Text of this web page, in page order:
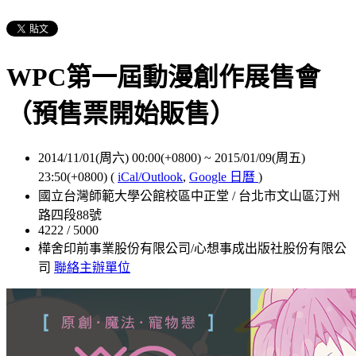
WPC第一屆動漫創作展售會
（預售票開始販售）
2014/11/01(周六) 00:00(+0800) ~ 2015/01/09(周五)
23:50(+0800) ( iCal/Outlook, Google 日曆 )
國立台灣師範大學公館校區中正堂 / 台北市文山區汀州
路四段88號
4222 / 5000
樺舍印前事業股份有限公司/心想事成出版社股份有限公
司 聯絡主辦單位